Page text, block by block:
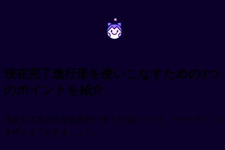
~ ~
現在完了進行形を使いこなすための3つ
のポイントを紹介
現在完了進行形を効果的に使う方法について、3つのポイント
を押さえておきましょう。